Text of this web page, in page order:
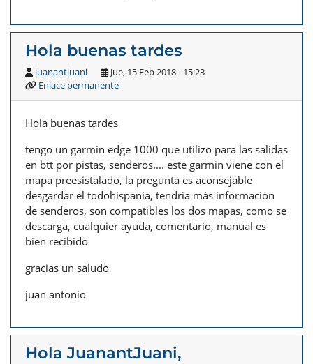
Hola buenas tardes
juanantjuani
Jue, 15 Feb 2018 - 15:23
Enlace permanente
Hola buenas tardes
tengo un garmin edge 1000 que utilizo para las salidas
en btt por pistas, senderos.... este garmin viene con el
mapa preesistalado, la pregunta es aconsejable
desgardar el todohispania, tendria más información
de senderos, son compatibles los dos mapas, como se
descarga, cualquier ayuda, comentario, manual es
bien recibido
gracias un saludo
juan antonio
Hola JuanantJuani,